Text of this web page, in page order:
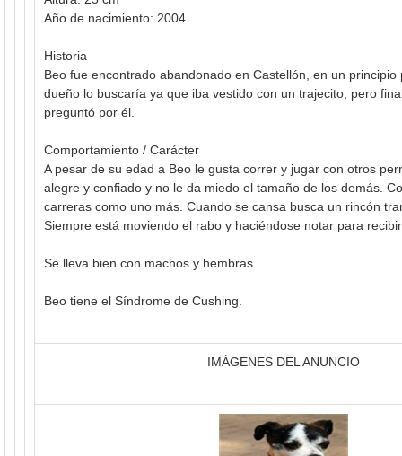
Año de nacimiento: 2004
Historia
Beo fue encontrado abandonado en Castellón, en un principio
dueño lo buscaría ya que iba vestido con un trajecito, pero
preguntó por él.
Comportamiento / Carácter
A pesar de su edad a Beo le gusta correr y jugar con otros
alegre y confiado y no le da miedo el tamaño de los demás.
carreras como uno más. Cuando se cansa busca un rincón
Siempre está moviendo el rabo y haciéndose notar para
Se lleva bien con machos y hembras.
Beo tiene el Síndrome de Cushing.
IMÁGENES DEL ANUNCIO